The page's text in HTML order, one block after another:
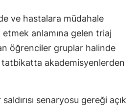
Gümüşhane
Hakkari
Hatay
ve hastalara müdahale
etmek anlamına gelen triaj
öğrenciler gruplar halinde
akademisyenlerden
senaryosu gereği açık